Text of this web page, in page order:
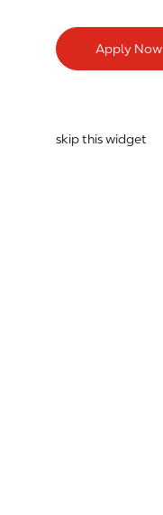
Apply Now
skip this widget